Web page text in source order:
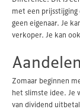
met een
geen eigenaar. Je
verkoper. Je kan ook
Zomaar beginnen
het slimste idee. Je
van dividend